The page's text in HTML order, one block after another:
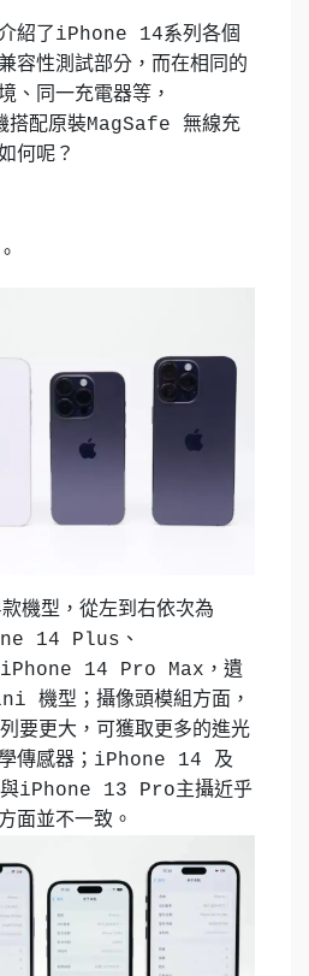
紹了iPhone 14系列各個
容性測試部分，而在相同的
、同一充電器等，
配原裝MagSafe 無線充
何呢？
機型，從左到右依次為
14 Plus、
14 Pro Max，遺
機型；攝像頭模組方面，
更大，可獲取更多的進光
學傳感器；iPhone 14 及
iPhone 13 Pro主攝近乎
面並不一致。